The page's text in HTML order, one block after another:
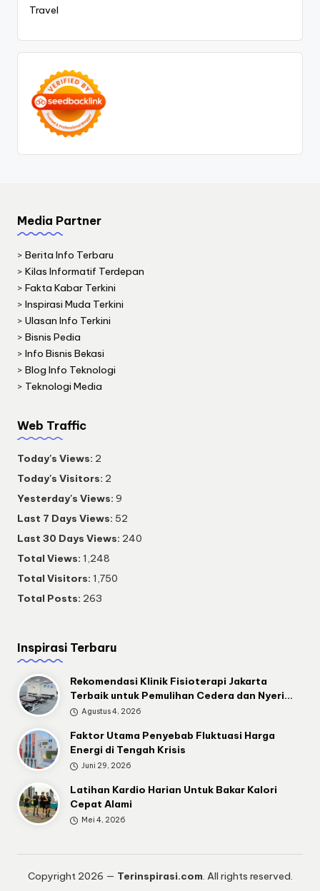
Travel
Media Partner
> Berita Info Terbaru
> Kilas Informatif Terdepan
> Fakta Kabar Terkini
> Inspirasi Muda Terkini
> Ulasan Info Terkini
> Bisnis Pedia
> Info Bisnis Bekasi
> Blog Info Teknologi
> Teknologi Media
Web Traffic
Today's Views: 2
Today's Visitors: 2
Yesterday's Views: 9
Last 7 Days Views: 52
Last 30 Days Views: 240
Total Views: 1,248
Total Visitors: 1,750
Total Posts: 263
Inspirasi Terbaru
Rekomendasi Klinik Fisioterapi Jakarta
Terbaik untuk Pemulihan Cedera dan Nyeri…
Agustus 4, 2026
Faktor Utama Penyebab Fluktuasi Harga
Energi di Tengah Krisis
Juni 29, 2026
Latihan Kardio Harian Untuk Bakar Kalori
Cepat Alami
Mei 4, 2026
Copyright 2026 — Terinspirasi.com. All rights reserved.